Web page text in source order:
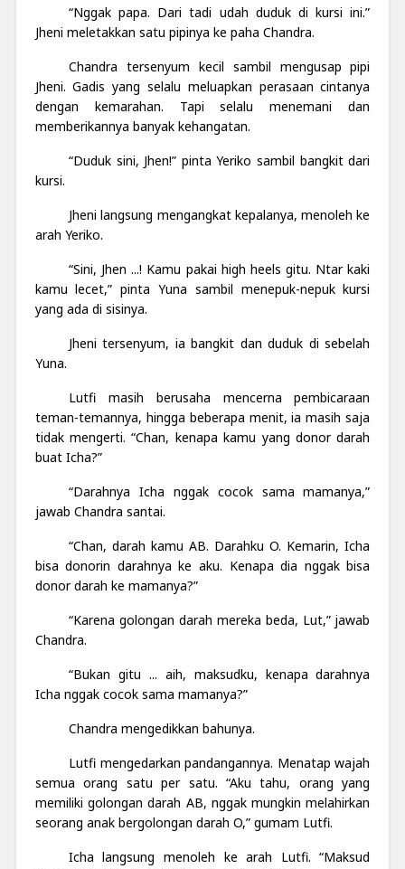
“Nggak papa. Dari tadi udah duduk di kursi ini.”
Jheni meletakkan satu pipinya ke paha Chandra.
Chandra tersenyum kecil sambil mengusap pipi
Jheni. Gadis yang selalu meluapkan perasaan cintanya
dengan kemarahan. Tapi selalu menemani dan
memberikannya banyak kehangatan.
“Duduk sini, Jhen!” pinta Yeriko sambil bangkit dari
kursi.
Jheni langsung mengangkat kepalanya, menoleh ke
arah Yeriko.
“Sini, Jhen ...! Kamu pakai high heels gitu. Ntar kaki
kamu lecet,” pinta Yuna sambil menepuk-nepuk kursi
yang ada di sisinya.
Jheni tersenyum, ia bangkit dan duduk di sebelah
Yuna.
Lutfi masih berusaha mencerna pembicaraan
teman-temannya, hingga beberapa menit, ia masih saja
tidak mengerti. “Chan, kenapa kamu yang donor darah
buat Icha?”
“Darahnya Icha nggak cocok sama mamanya,”
jawab Chandra santai.
“Chan, darah kamu AB. Darahku O. Kemarin, Icha
bisa donorin darahnya ke aku. Kenapa dia nggak bisa
donor darah ke mamanya?”
“Karena golongan darah mereka beda, Lut,” jawab
Chandra.
“Bukan gitu ... aih, maksudku, kenapa darahnya
Icha nggak cocok sama mamanya?”
Chandra mengedikkan bahunya.
Lutfi mengedarkan pandangannya. Menatap wajah
semua orang satu per satu. “Aku tahu, orang yang
memiliki golongan darah AB, nggak mungkin melahirkan
seorang anak bergolongan darah O,” gumam Lutfi.
Icha langsung menoleh ke arah Lutfi. “Maksud